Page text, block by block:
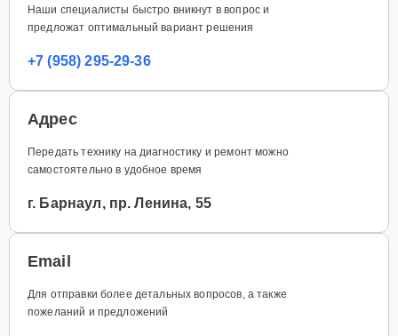
Наши специалисты быстро вникнут в вопрос и
предложат оптимальный вариант решения
+7 (958) 295-29-36
Адрес
Передать технику на диагностику и ремонт можно
самостоятельно в удобное время
г. Барнаул, пр. Ленина, 55
Email
Для отправки более детальных вопросов, а также
пожеланий и предложений